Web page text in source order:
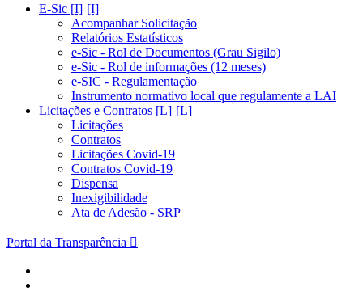
E-Sic [I]
Acompanhar Solicitação
Relatórios Estatísticos
e-Sic - Rol de Documentos (Grau Sigilo)
e-Sic - Rol de informações (12 meses)
e-SIC - Regulamentação
Instrumento normativo local que regulamente a LAI
Licitações e Contratos [L]
Licitações
Contratos
Licitações Covid-19
Contratos Covid-19
Dispensa
Inexigibilidade
Ata de Adesão - SRP
Portal da Transparência